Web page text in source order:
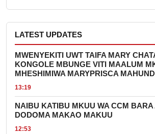
LATEST UPDATES
MWENYEKITI UWT TAIFA MARY
KONGOLE MBUNGE VITI MAALUM
MHESHIMIWA MARYPRISCA MAHUNDI
13:19
NAIBU KATIBU MKUU WA CCM BARA
DODOMA MAKAO MAKUU
12:53